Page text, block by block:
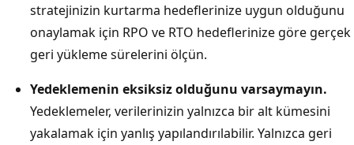
stratejinizin kurtarma hedeflerinize uygun olduğunu
onaylamak için RPO ve RTO hedeflerinize göre gerçek
geri yükleme sürelerini ölçün.
Yedeklemenin eksiksiz olduğunu varsaymayın.
Yedeklemeler, verilerinizin yalnızca bir alt kümesini
yakalamak için yanlış yapılandırılabilir. Yalnızca geri